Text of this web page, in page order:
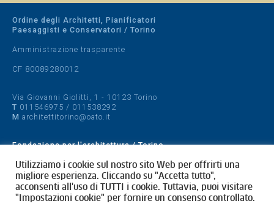
Ordine degli Architetti, Pianificatori
Paesaggisti e Conservatori / Torino
Amministrazione trasparente
CF 80089280012
Via Giovanni Giolitti, 1 - 10123 Torino
T 011546975 / 011538292
M architettitorino@oato.it
Fondazione per l'architettura / Torino
Designed by quattrolinee.it
Cookie Policy
Privacy Policy
Utilizziamo i cookie sul nostro sito Web per offrirti una
migliore esperienza. Cliccando su "Accetta tutto",
acconsenti all'uso di TUTTI i cookie. Tuttavia, puoi visitare
"Impostazioni cookie" per fornire un consenso controllato.